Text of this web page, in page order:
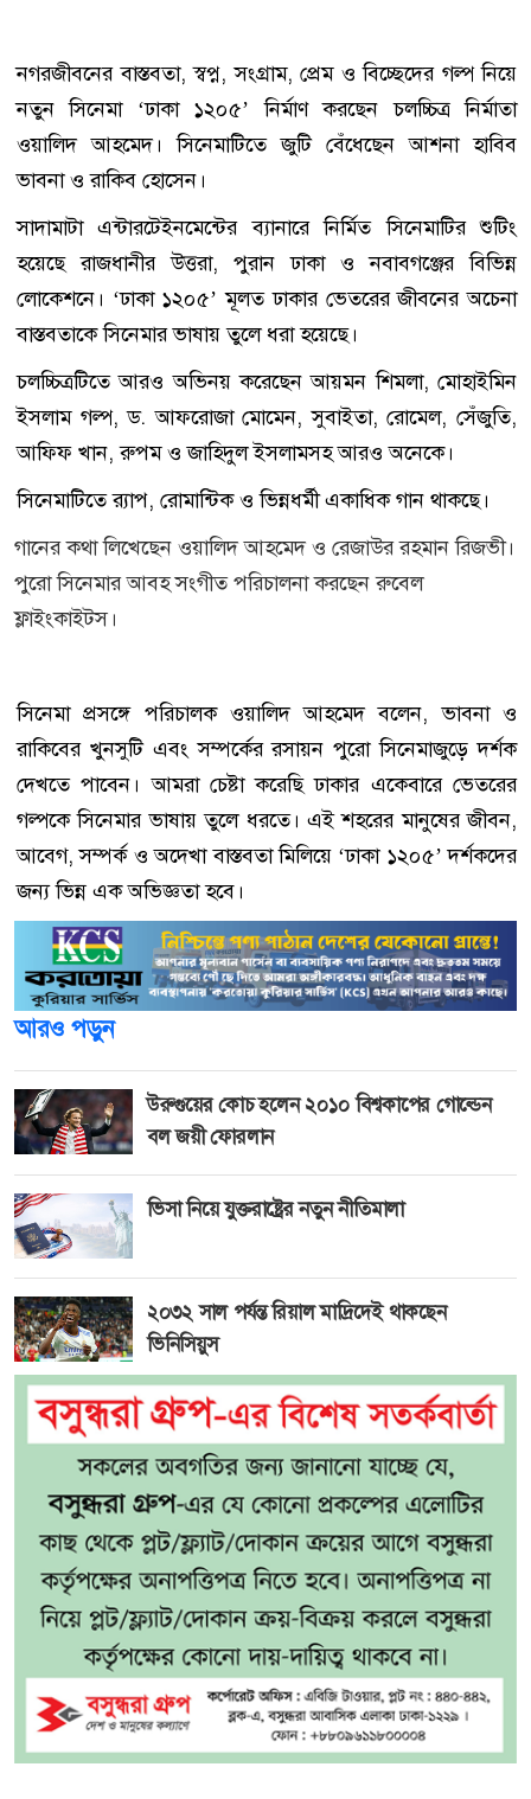
নগরজীবনের বাস্তবতা, স্বপ্ন, সংগ্রাম, প্রেম ও বিচ্ছেদের গল্প নিয়ে
নতুন সিনেমা ‘ঢাকা ১২০৫’ নির্মাণ করছেন চলচ্চিত্র নির্মাতা
ওয়ালিদ আহমেদ। সিনেমাটিতে জুটি বেঁধেছেন আশনা হাবিব
ভাবনা ও রাকিব হোসেন।
সাদামাটা এন্টারটেইনমেন্টের ব্যানারে নির্মিত সিনেমাটির শুটিং
হয়েছে রাজধানীর উত্তরা, পুরান ঢাকা ও নবাবগঞ্জের বিভিন্ন
লোকেশনে। ‘ঢাকা ১২০৫’ মূলত ঢাকার ভেতরের জীবনের অচেনা
বাস্তবতাকে সিনেমার ভাষায় তুলে ধরা হয়েছে।
চলচ্চিত্রটিতে আরও অভিনয় করেছেন আয়মন শিমলা, মোহাইমিন
ইসলাম গল্প, ড. আফরোজা মোমেন, সুবাইতা, রোমেল, সেঁজুতি,
আফিফ খান, রুপম ও জাহিদুল ইসলামসহ আরও অনেকে।
সিনেমাটিতে র‍্যাপ, রোমান্টিক ও ভিন্নধর্মী একাধিক গান থাকছে।
গানের কথা লিখেছেন ওয়ালিদ আহমেদ ও রেজাউর রহমান রিজভী।
পুরো সিনেমার আবহ সংগীত পরিচালনা করছেন রুবেল
ফ্লাইংকাইটস।
সিনেমা প্রসঙ্গে পরিচালক ওয়ালিদ আহমেদ বলেন, ভাবনা ও
রাকিবের খুনসুটি এবং সম্পর্কের রসায়ন পুরো সিনেমাজুড়ে দর্শক
দেখতে পাবেন। আমরা চেষ্টা করেছি ঢাকার একেবারে ভেতরের
গল্পকে সিনেমার ভাষায় তুলে ধরতে। এই শহরের মানুষের জীবন,
আবেগ, সম্পর্ক ও অদেখা বাস্তবতা মিলিয়ে ‘ঢাকা ১২০৫’ দর্শকদের
জন্য ভিন্ন এক অভিজ্ঞতা হবে।
আরও পড়ুন
উরুগুয়ের কোচ হলেন ২০১০ বিশ্বকাপের গোল্ডেন
বল জয়ী ফোরলান
ভিসা নিয়ে যুক্তরাষ্ট্রের নতুন নীতিমালা
২০৩২ সাল পর্যন্ত রিয়াল মাদ্রিদেই থাকছেন
ভিনিসিয়ুস